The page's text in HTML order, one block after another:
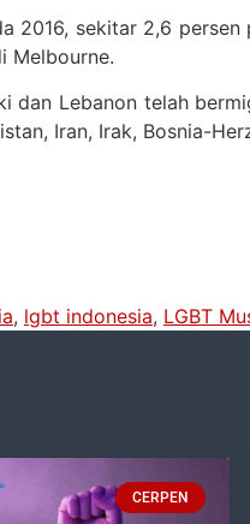
2016, sekitar 2,6
Melbourne.
dan Lebanon telah
Iran, Irak, Bosnia-
, lgbt indonesia, LGBT
CERPEN